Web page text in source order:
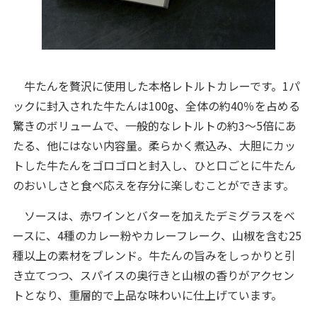
牛たんを贅沢に使用した本格レトルトカレーです。1パ
ックに封入された牛たんは100g、全体の約40％を占める
驚きのボリュームで、一般的なレトルトの約3〜5倍にあ
たる、他にはない内容量。柔らかく煮込み、大胆にカッ
トした牛たんをゴロゴロと封入し、ひと口ごとに牛たん
のおいしさと食べ応えを存分に楽しむことができます。
ソースは、赤ワインとバターを加えたデミグラスをベ
ースに、4種のカレー粉やカレーフレーク、山椒を含む25
種以上の素材をブレンド。牛たんの旨みをしっかりと引
き立てつつ、スパイスの奥行きと山椒の香りがアクセン
トとなり、重層的で上品な味わいに仕上げています。